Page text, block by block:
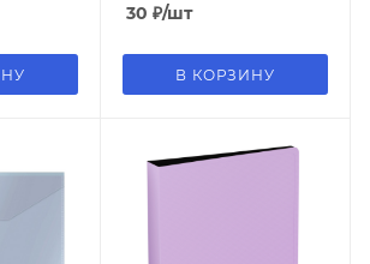
30 ₽/шт
В КОРЗИНУ